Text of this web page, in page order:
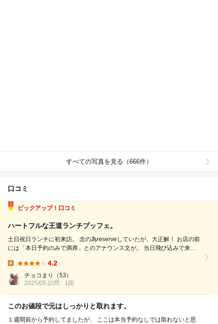
すべての写真を見る（666件）
口コミ
ピックアップ！口コミ
ハートフルな王道ランチブッフェ。
土日祝日ランチに初来訪。 念の為reserveしていたが、大正解！ お店の前
には「本日予約のみで満席」とのアナウンス文が。 当日飛び込みで来訪
オーダーし、サラダ含む前菜、スープ、デザート、ノンアルコールはブ...
4.2
チョコまり
（53）
2025/05 訪問
1回
このお値段で元はしっかりと取れます。
１週間前から予約してましたが、 ここは本当予約なしでは取れないと思